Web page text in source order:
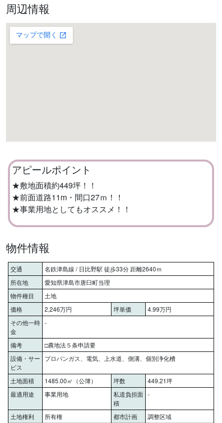
周辺情報
アピールポイント
★敷地面積約449坪！！
★前面道路11m・間口27ｍ！！
★事業用地としてもオススメ！！
物件情報
交通
名鉄津島線 / 日比野駅 徒歩33分 距離2640ｍ
所在地
愛知県津島市唐臼町当理
物件種目
土地
価格
2,246万円 坪単価
4.99万円
その他一時
金
-
備考
□農地法５条申請要
設備・サー
ビス
プロパンガス、電気、上水道、側溝、個別浄化槽
土地面積 1485.00㎡（公簿） 坪数
449.21坪
最適用途
事業用地
私道負担面
積
-
土地権利 所有権 都市計画
調整区域